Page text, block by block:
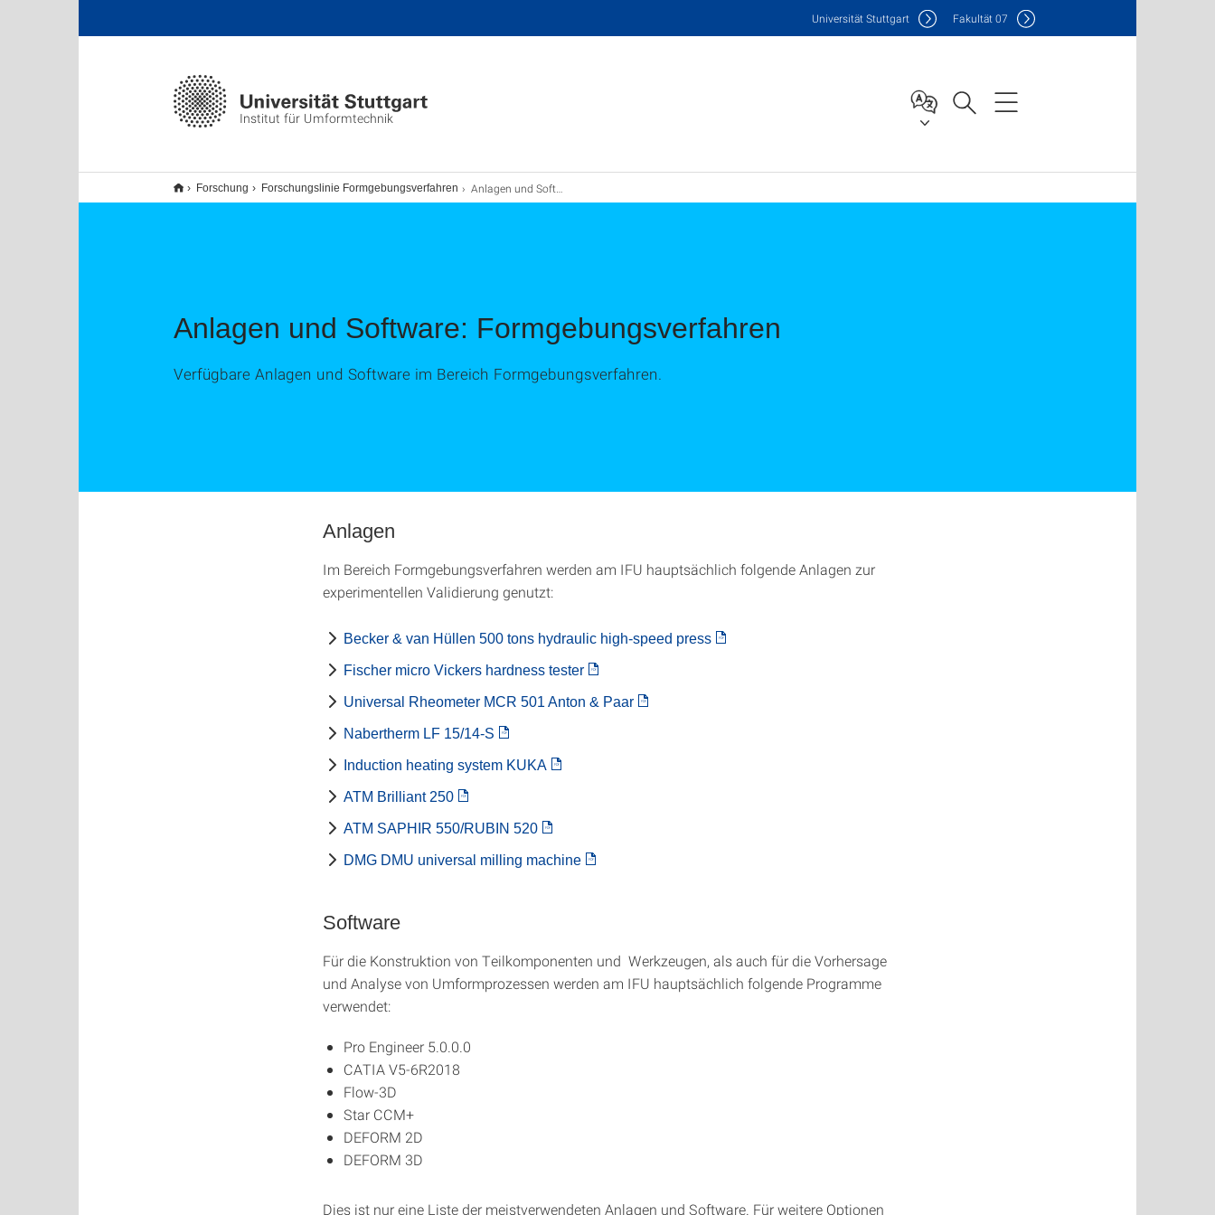
Institut für Umformtechnik
Universität Stuttgart Fakultät07
Forschung Forschungslinie Formgebungsverfahren Anlagen und Software
Anlagen und Software: Formgebungsverfahren
Verfügbare Anlagen und Software im Bereich Formgebungsverfahren.
Anlagen
Im Bereich Formgebungsverfahren werden am IFU hauptsächlich folgende Anlagen zur
experimentellen Validierung genutzt:
Becker & van Hüllen 500 tons hydraulic high-speed press
Fischer micro Vickers hardness tester
Universal Rheometer MCR 501 Anton & Paar
Nabertherm LF 15/14-S
Induction heating system KUKA
ATM Brilliant 250
ATM SAPHIR 550/RUBIN 520
DMG DMU universal milling machine
Software
Für die Konstruktion von Teilkomponenten und Werkzeugen, als auch für die Vorhersage
und Analyse von Umformprozessen werden am IFU hauptsächlich folgende Programme
verwendet:
Pro Engineer 5.0.0.0
CATIA V5-6R2018
Flow-3D
Star CCM+
DEFORM 2D
DEFORM 3D
Dies ist nur eine Liste der meistverwendeten Anlagen und Software. Für weitere Optionen